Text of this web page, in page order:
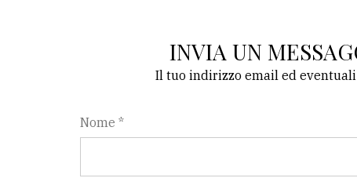
INVIA UN
Il tuo indirizzo email ed
Nome *